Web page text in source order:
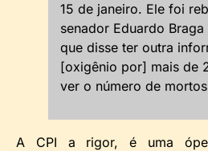
15 de janeiro. Ele foi
senador Eduardo Braga
que disse ter outra
[oxigênio por] mais de
ver o número de
A CPI a rigor, é uma